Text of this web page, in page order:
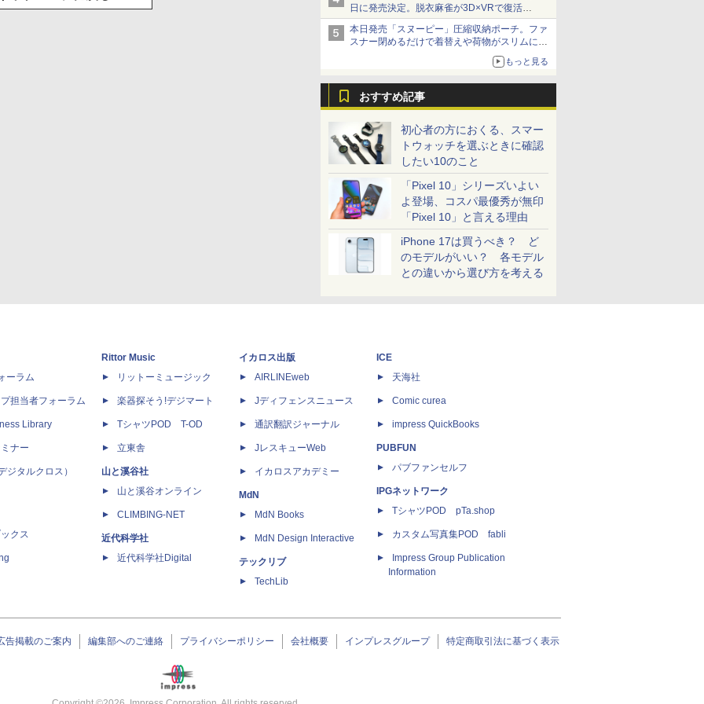
日に発売決定。脱衣麻雀が3D×VRで復活
発売から2週間は20%オフになるセールが実施
本日発売「スヌーピー」圧縮収納ポーチ。ファ
スナー閉めるだけで着替えや荷物がスリムにま
もっと見る
おすすめ記事
初心者の方におくる、スマー
トウォッチを選ぶときに確認
したい10のこと
「Pixel 10」シリーズいよい
よ登場、コスパ最優秀が無印
「Pixel 10」と言える理由
iPhone 17は買うべき？ ど
のモデルがいい？ 各モデル
との違いから選び方を考える
ーラム
担当者フォーラム
Library
ナー
ジタルクロス）
クス
Rittor Music
リットーミュージック
楽器探そう!デジマート
TシャツPOD T-OD
立東舎
山と溪谷社
山と溪谷オンライン
CLIMBING-NET
近代科学社
近代科学社Digital
イカロス出版
AIRLINEweb
Jディフェンスニュース
通訳翻訳ジャーナル
JレスキューWeb
イカロスアカデミー
MdN
MdN Books
MdN Design Interactive
テックリブ
TechLib
ICE
天海社
Comic curea
impress QuickBooks
PUBFUN
パブファンセルフ
IPGネットワーク
TシャツPOD pTa.shop
カスタム写真集POD fabli
Impress Group Publication
Information
告掲載のご案内 編集部へのご連絡 プライバシーポリシー 会社概要 インプレスグループ 特定商取引法に基づく表示